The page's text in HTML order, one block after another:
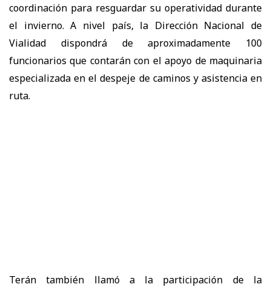
coordinación para resguardar su operatividad durante
el invierno. A nivel país, la Dirección Nacional de
Vialidad dispondrá de aproximadamente 100
funcionarios que contarán con el apoyo de maquinaria
especializada en el despeje de caminos y asistencia en
ruta.
Terán también llamó a la participación de la